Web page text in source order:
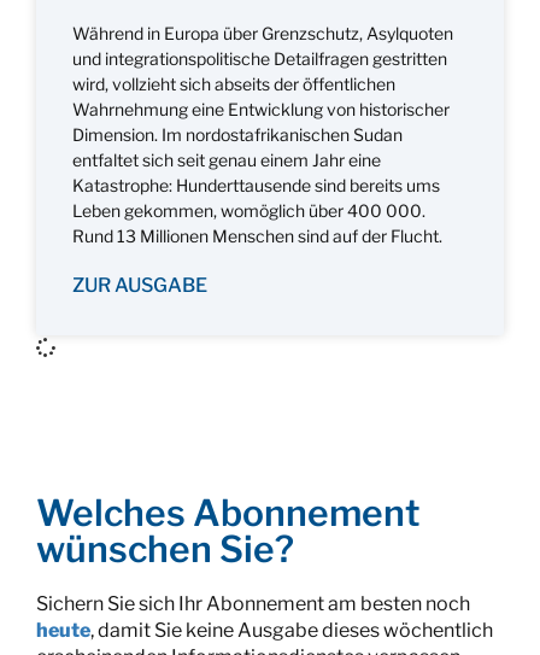
Während in Europa über Grenzschutz, Asylquoten
und integrationspolitische Detailfragen gestritten
wird, vollzieht sich abseits der öffentlichen
Wahrnehmung eine Entwicklung von historischer
Dimension. Im nordostafrikanischen Sudan
entfaltet sich seit genau einem Jahr eine
Katastrophe: Hunderttausende sind bereits ums
Leben gekommen, womöglich über 400 000.
Rund 13 Millionen Menschen sind auf der Flucht.
ZUR AUSGABE
Welches Abonnement
wünschen Sie?
Sichern Sie sich Ihr Abonnement am besten noch
heute, damit Sie keine Ausgabe dieses wöchentlich